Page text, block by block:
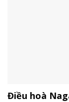
Điều hoà